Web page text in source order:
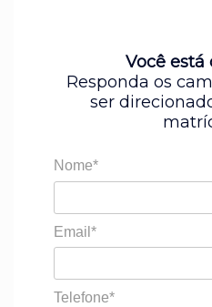
Você está
Responda os
ser
Nome*
Email*
Telefone*